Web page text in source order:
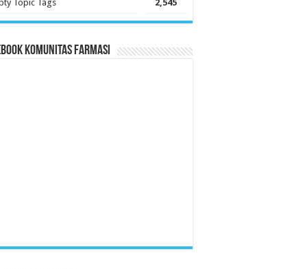
Topic Tags 2,545
Komunitas Farmasi